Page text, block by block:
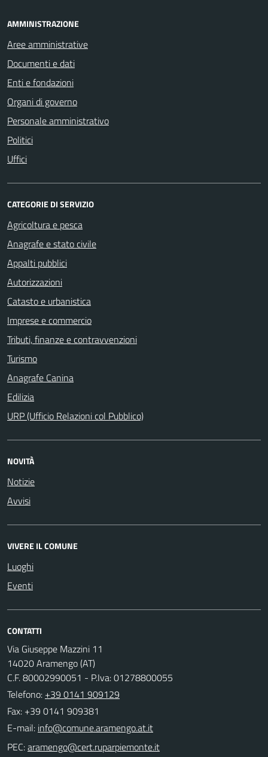
AMMINISTRAZIONE
Aree amministrative
Documenti e dati
Enti e fondazioni
Organi di governo
Personale amministrativo
Politici
Uffici
CATEGORIE DI SERVIZIO
Agricoltura e pesca
Anagrafe e stato civile
Appalti pubblici
Autorizzazioni
Catasto e urbanistica
Imprese e commercio
Tributi, finanze e contravvenzioni
Turismo
Anagrafe Canina
Edilizia
URP (Ufficio Relazioni col Pubblico)
NOVITÀ
Notizie
Avvisi
VIVERE IL COMUNE
Luoghi
Eventi
CONTATTI
Via Giuseppe Mazzini 11
14020 Aramengo (AT)
C.F. 80002990051 - P.Iva: 01278800055
Telefono: +39 0141 909129
Fax: +39 0141 909381
E-mail:
PEC: